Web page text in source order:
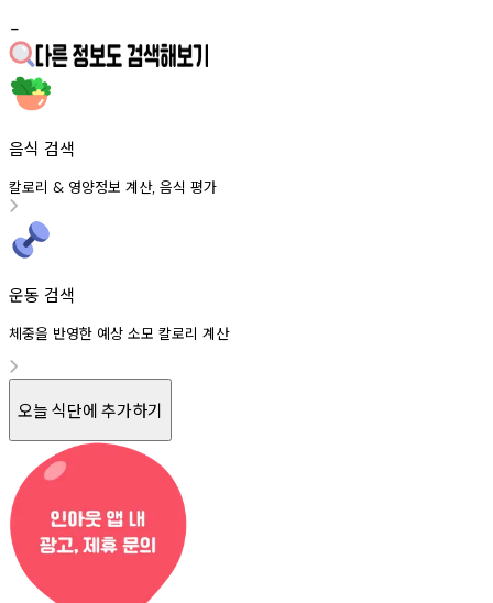
-
음식 검색
칼로리 & 영양정보 계산, 음식 평가
운동 검색
체중을 반영한 예상 소모 칼로리 계산
오늘 식단에 추가하기